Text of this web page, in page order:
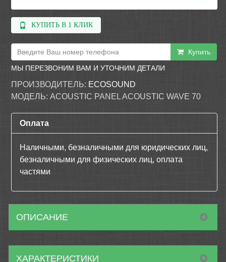
КУПИТЬ В 1 КЛИК
Купить
МЫ ПЕРЕЗВОНИМ ВАМ И УТОЧНИМ ДЕТАЛИ
ПРОИЗВОДИТЕЛЬ: ECOSOUND
МОДЕЛЬ: ACOUSTIC PANEL ACOUSTIC WAVE 70
Оплата
Наличными, безналичными для юридических лиц,
безналичными для физических лиц, оплата
частями
ОПИСАНИЕ
ХАРАКТЕРИСТИКИ